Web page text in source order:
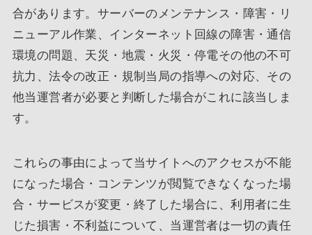
合があります。サーバーのメンテナンス・障害・リ
ニューアル作業、インターネット回線の障害・通信
環境の問題、天災・地震・火災・停電その他の不可
抗力、法令の改正・規制当局の指導への対応、その
他当運営者が必要と判断した場合がこれに該当しま
す。
これらの事由によって当サイトへのアクセスが不能
になった場合・コンテンツが閲覧できなくなった場
合・サービスが変更・終了した場合に、利用者に生
じた損害・不利益について、当運営者は一切の責任